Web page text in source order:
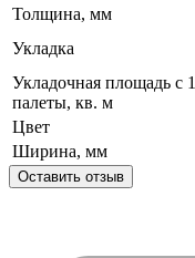
Толщина, мм
Укладка
Укладочная площадь с 1
палеты, кв. м
Цвет
Ширина, мм
Оставить отзыв